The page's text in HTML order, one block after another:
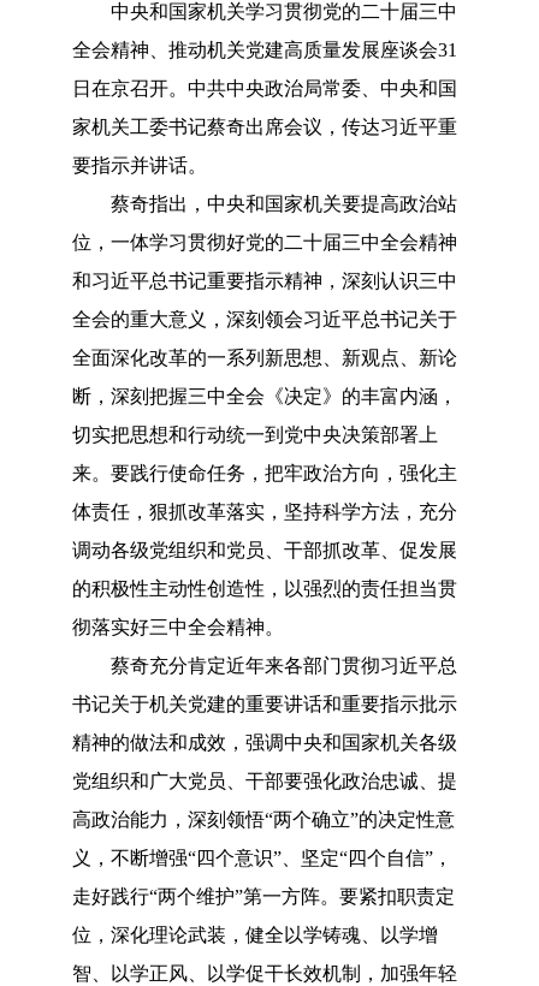
中央和国家机关学习贯彻党的二十届三中
全会精神、推动机关党建高质量发展座谈会31
日在京召开。中共中央政治局常委、中央和国
家机关工委书记蔡奇出席会议，传达习近平重
要指示并讲话。
蔡奇指出，中央和国家机关要提高政治站
位，一体学习贯彻好党的二十届三中全会精神
和习近平总书记重要指示精神，深刻认识三中
全会的重大意义，深刻领会习近平总书记关于
全面深化改革的一系列新思想、新观点、新论
断，深刻把握三中全会《决定》的丰富内涵，
切实把思想和行动统一到党中央决策部署上
来。要践行使命任务，把牢政治方向，强化主
体责任，狠抓改革落实，坚持科学方法，充分
调动各级党组织和党员、干部抓改革、促发展
的积极性主动性创造性，以强烈的责任担当贯
彻落实好三中全会精神。
蔡奇充分肯定近年来各部门贯彻习近平总
书记关于机关党建的重要讲话和重要指示批示
精神的做法和成效，强调中央和国家机关各级
党组织和广大党员、干部要强化政治忠诚、提
高政治能力，深刻领悟“两个确立”的决定性意
义，不断增强“四个意识”、坚定“四个自信”，
走好践行“两个维护”第一方阵。要紧扣职责定
位，深化理论武装，健全以学铸魂、以学增
智、以学正风、以学促干长效机制，加强年轻